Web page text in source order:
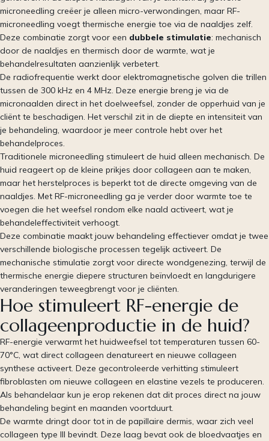
microneedling creëer je alleen micro-verwondingen, maar RF-
microneedling voegt thermische energie toe via de naaldjes zelf.
Deze combinatie zorgt voor een dubbele stimulatie: mechanisch
door de naaldjes en thermisch door de warmte, wat je
behandelresultaten aanzienlijk verbetert.
De radiofrequentie werkt door elektromagnetische golven die trillen
tussen de 300 kHz en 4 MHz. Deze energie breng je via de
micronaalden direct in het doelweefsel, zonder de opperhuid van je
cliënt te beschadigen. Het verschil zit in de diepte en intensiteit van
je behandeling, waardoor je meer controle hebt over het
behandelproces.
Traditionele microneedling stimuleert de huid alleen mechanisch. De
huid reageert op de kleine prikjes door collageen aan te maken,
maar het herstelproces is beperkt tot de directe omgeving van de
naaldjes. Met RF-microneedling ga je verder door warmte toe te
voegen die het weefsel rondom elke naald activeert, wat je
behandeleffectiviteit verhoogt.
Deze combinatie maakt jouw behandeling effectiever omdat je twee
verschillende biologische processen tegelijk activeert. De
mechanische stimulatie zorgt voor directe wondgenezing, terwijl de
thermische energie diepere structuren beïnvloedt en langdurigere
veranderingen teweegbrengt voor je cliënten.
Hoe stimuleert RF-energie de
collageenproductie in de huid?
RF-energie verwarmt het huidweefsel tot temperaturen tussen 60-
70°C, wat direct collageen denatureert en nieuwe collageen
synthese activeert. Deze gecontroleerde verhitting stimuleert
fibroblasten om nieuwe collageen en elastine vezels te produceren.
Als behandelaar kun je erop rekenen dat dit proces direct na jouw
behandeling begint en maanden voortduurt.
De warmte dringt door tot in de papillaire dermis, waar zich veel
collageen type III bevindt. Deze laag bevat ook de bloedvaatjes en